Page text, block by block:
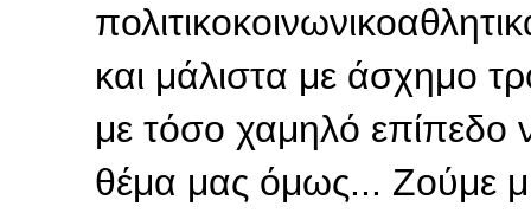
και μάλιστα με άσχημο
με τόσο χαμηλό επίπεδο
θέμα μας όμως... Ζούμε